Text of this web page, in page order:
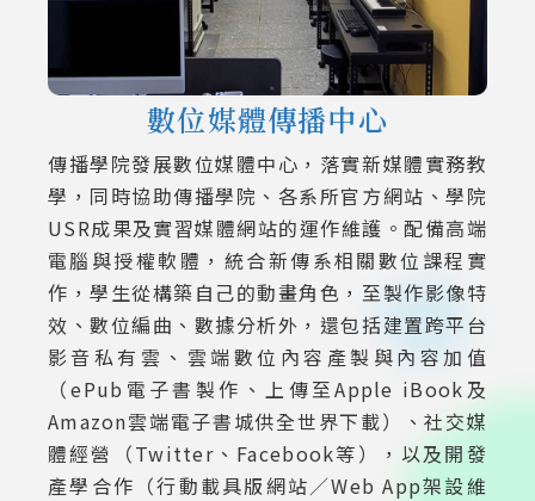
數位媒體傳播中心
傳播學院發展數位媒體中心，落實新媒體實務教
學，同時協助傳播學院、各系所官方網站、學院
USR成果及實習媒體網站的運作維護。配備高端
電腦與授權軟體，統合新傳系相關數位課程實
作，學生從構築自己的動畫角色，至製作影像特
效、數位編曲、數據分析外，還包括建置跨平台
影音私有雲、雲端數位內容產製與內容加值
（ePub電子書製作、上傳至Apple iBook及
Amazon雲端電子書城供全世界下載）、社交媒
體經營（Twitter、Facebook等），以及開發
產學合作（行動載具版網站／Web App架設維